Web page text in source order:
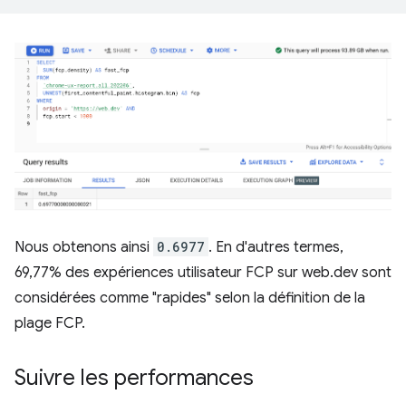
Nous obtenons ainsi 0.6977 . En d'autres termes,
69,77% des expériences utilisateur FCP sur web.dev sont
considérées comme "rapides" selon la définition de la
plage FCP.
Suivre les performances